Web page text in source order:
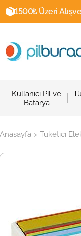
1500₺ Üzeri
Kullanıcı Pil ve
Batarya
Anasayfa > Tüketici